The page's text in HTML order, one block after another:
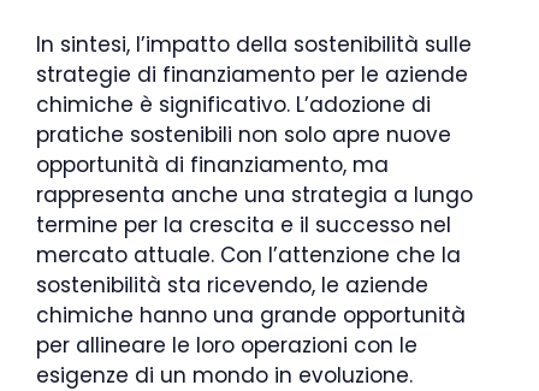
In sintesi, l’impatto della sostenibilità sulle
strategie di finanziamento per le aziende
chimiche è significativo. L’adozione di
pratiche sostenibili non solo apre nuove
opportunità di finanziamento, ma
rappresenta anche una strategia a lungo
termine per la crescita e il successo nel
mercato attuale. Con l’attenzione che la
sostenibilità sta ricevendo, le aziende
chimiche hanno una grande opportunità
per allineare le loro operazioni con le
esigenze di un mondo in evoluzione.